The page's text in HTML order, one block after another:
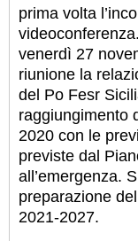
prima volta
venerdì 27
riunione la
del Po Fesr
raggiungimento
2020 con le
previste dal
all’emergenza.
preparazione
2021-2027.